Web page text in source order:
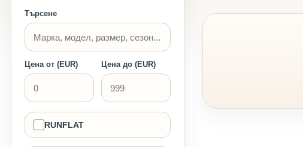
Търсене
Цена от (EUR) Цена до (EUR)
RUNFLAT